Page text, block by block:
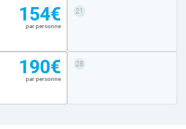
154€
par personne
21
190€
par personne
28